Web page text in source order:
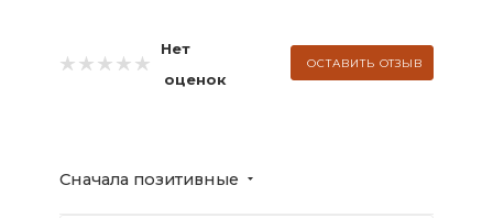
Нет
оценок
ОСТАВИТЬ ОТЗЫВ
Сначала позитивные